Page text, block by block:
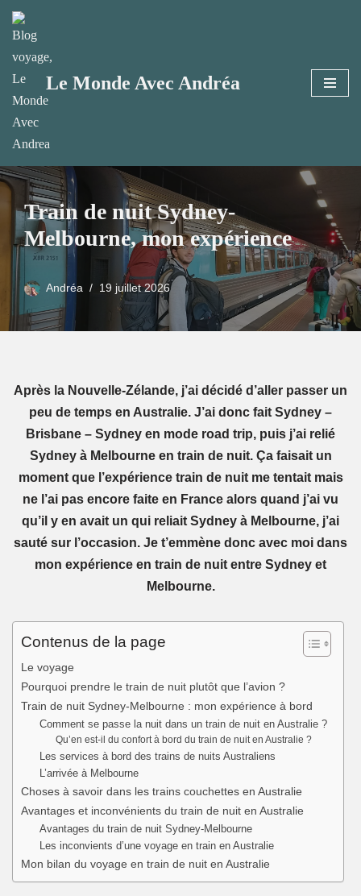
Aller
au
contenuLe Monde Avec Andréa
Train de nuit Sydney-
Melbourne, mon expérience
Andréa 19 juillet 2026
Après la Nouvelle-Zélande, j’ai décidé d’aller passer un
peu de temps en Australie. J’ai donc fait Sydney –
Brisbane – Sydney en mode road trip, puis j’ai relié
Sydney à Melbourne en train de nuit. Ça faisait un
moment que l’expérience train de nuit me tentait mais
ne l’ai pas encore faite en France alors quand j’ai vu
qu’il y en avait un qui reliait Sydney à Melbourne, j’ai
sauté sur l’occasion. Je t’emmène donc avec moi dans
mon expérience en train de nuit entre Sydney et
Melbourne.
Contenus de la page
Le voyage
Pourquoi prendre le train de nuit plutôt que l’avion ?
Train de nuit Sydney-Melbourne : mon expérience à bord
Comment se passe la nuit dans un train de nuit en Australie ?
Qu’en est-il du confort à bord du train de nuit en Australie ?
Les services à bord des trains de nuits Australiens
L’arrivée à Melbourne
Choses à savoir dans les trains couchettes en Australie
Avantages et inconvénients du train de nuit en Australie
Avantages du train de nuit Sydney-Melbourne
Les inconvients d’une voyage en train en Australie
Mon bilan du voyage en train de nuit en Australie